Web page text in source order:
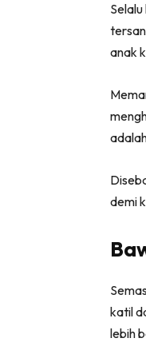
anak
demi
katil
lebih